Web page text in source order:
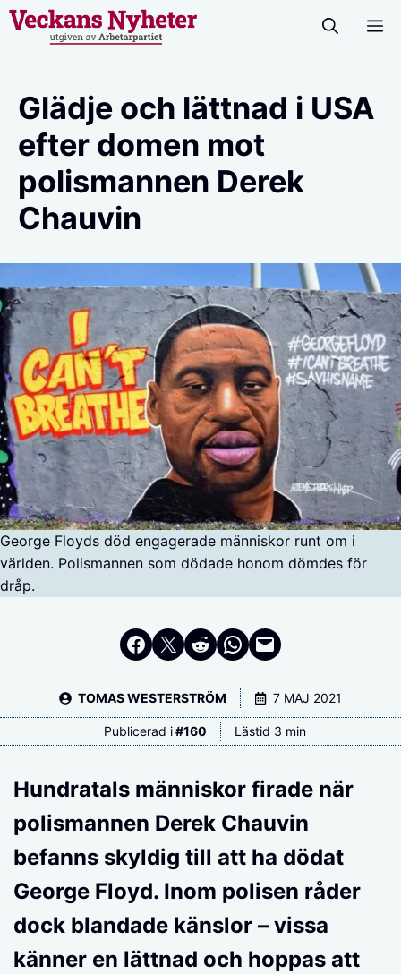
Hoppa
Glädje och lättnad i USA
efter domen mot
polismannen Derek
Chauvin
George Floyds död engagerade människor runt om i
världen. Polismannen som dödade honom dömdes för
dråp.
Dela på Facebook
Dela på Twitter
Dela på RedditDela i WhatsApp
Maila en länk
TOMAS WESTERSTRÖM 7 MAJ 2021
Publicerad i#160 Lästid 3 min
Hundratals människor firade när
polismannen Derek Chauvin
befanns skyldig till att ha dödat
George Floyd. Inom polisen råder
dock blandade känslor – vissa
känner en lättnad och hoppas att